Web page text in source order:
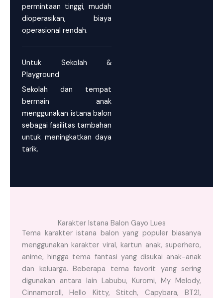
permintaan tinggi, mudah
dioperasikan, biaya
operasional rendah.
Untuk Sekolah &
Playground
Sekolah dan tempat
bermain anak
menggunakan istana balon
sebagai fasilitas tambahan
untuk meningkatkan daya
tarik.
Karakter Istana Balon Gayo Lues
Tema karakter istana balon yang populer biasanya
menggunakan karakter viral, kartun anak, superhero,
anime, hingga tema fantasi yang disukai anak-anak
dan keluarga. Beberapa tema favorit yang sering
digunakan antara lain Labubu, Kuromi, My Melody,
Cinnamoroll, Hello Kitty, Stitch, Capybara, BT21,